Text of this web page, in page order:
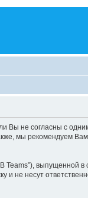
Вы не согласны с
мы рекомендуем
выпущенной в
и не несут